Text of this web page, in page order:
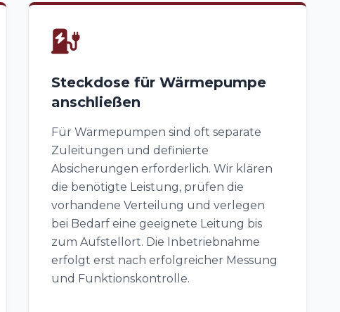
Steckdose für Wärmepumpe
anschließen
Für Wärmepumpen sind oft separate
Zuleitungen und definierte
Absicherungen erforderlich. Wir klären
die benötigte Leistung, prüfen die
vorhandene Verteilung und verlegen
bei Bedarf eine geeignete Leitung bis
zum Aufstellort. Die Inbetriebnahme
erfolgt erst nach erfolgreicher Messung
und Funktionskontrolle.